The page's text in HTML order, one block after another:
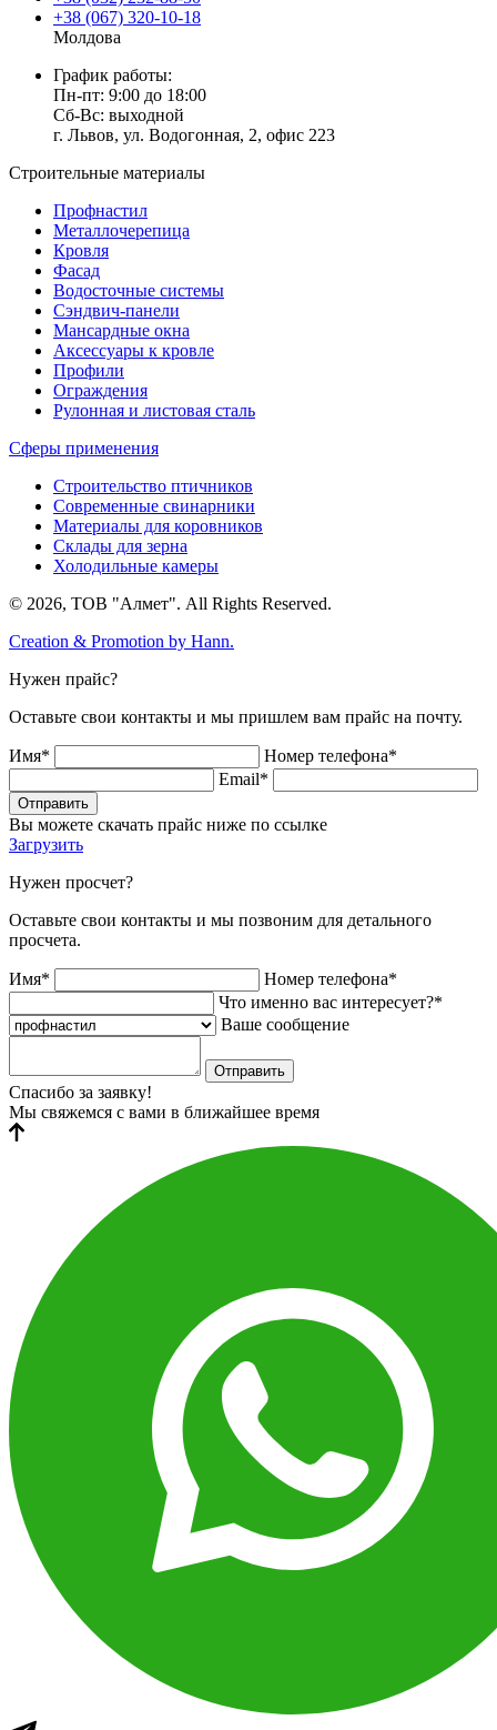
+38 (067) 320-10-18
Молдова
График работы:
Пн-пт: 9:00 до 18:00
Сб-Вс: выходной
г. Львов, ул. Водогонная, 2, офис 223
Строительные материалы
Профнастил
Металлочерепица
Кровля
Фасад
Водосточные системы
Сэндвич-панели
Мансардные окна
Аксессуары к кровле
Профили
Ограждения
Рулонная и листовая сталь
Сферы применения
Строительство птичников
Современные свинарники
Материалы для коровников
Склады для зерна
Холодильные камеры
© 2026, ТОВ "Алмет". All Rights Reserved.
Creation & Promotion by Hann.
Нужен прайс?
Оставьте свои контакты и мы пришлем вам прайс на почту.
Имя*
Номер телефона*
Email*
Отправить
Вы можете скачать прайс ниже по ссылке
Загрузить
Нужен просчет?
Оставьте свои контакты и мы позвоним для детального
просчета.
Имя*
Номер телефона*
Что именно вас интересует?*
Ваше сообщение
Отправить
Спасибо за заявку!
Мы свяжемся с вами в ближайшее время